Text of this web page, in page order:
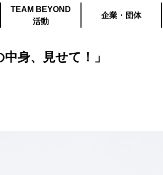
TEAM BEYOND
活動
企業・団体
身、見せて！」